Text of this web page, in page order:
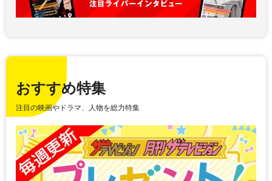
おすすめ特集
注目の映画やドラマ、人物を総力特集